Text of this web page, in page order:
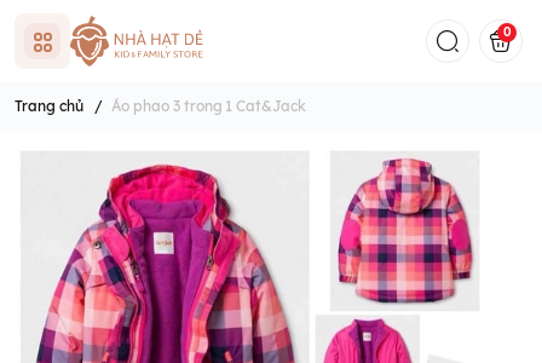
0
Trang chủ / Áo phao 3 trong 1 Cat&Jack